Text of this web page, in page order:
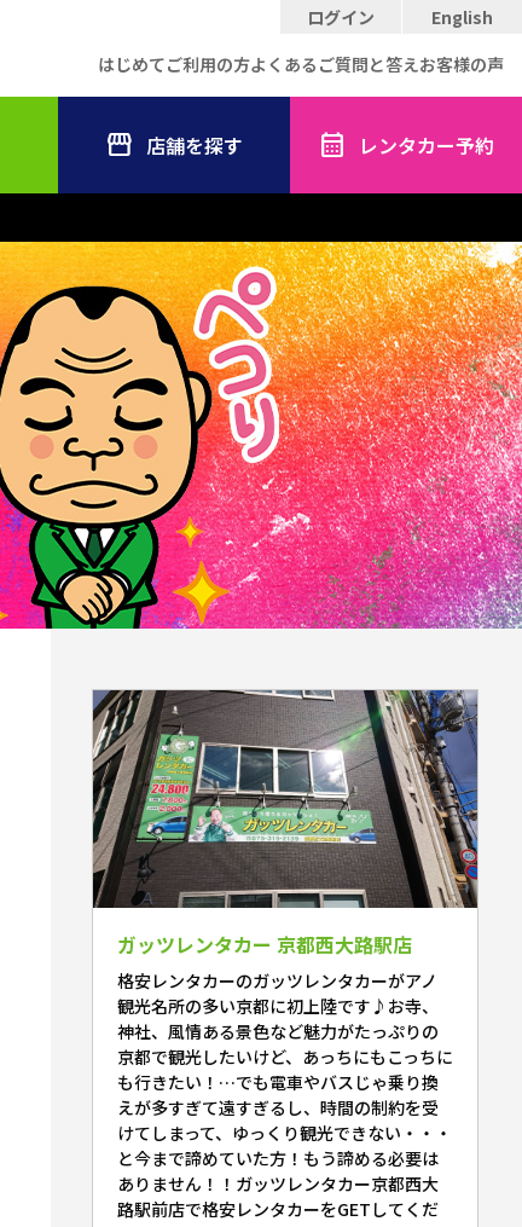
ログイン
English
はじめてご利用の方よくあるご質問と答えお客様の声
店舗を探す レンタカー予約
ガッツレンタカー 京都西大路駅店
格安レンタカーのガッツレンタカーがアノ
観光名所の多い京都に初上陸です♪お寺、
神社、風情ある景色など魅力がたっぷりの
京都で観光したいけど、あっちにもこっちに
も行きたい！…でも電車やバスじゃ乗り換
えが多すぎて遠すぎるし、時間の制約を受
けてしまって、ゆっくり観光できない・・・
と今まで諦めていた方！もう諦める必要は
ありません！！ガッツレンタカー京都西大
路駅前店で格安レンタカーをGETしてくだ